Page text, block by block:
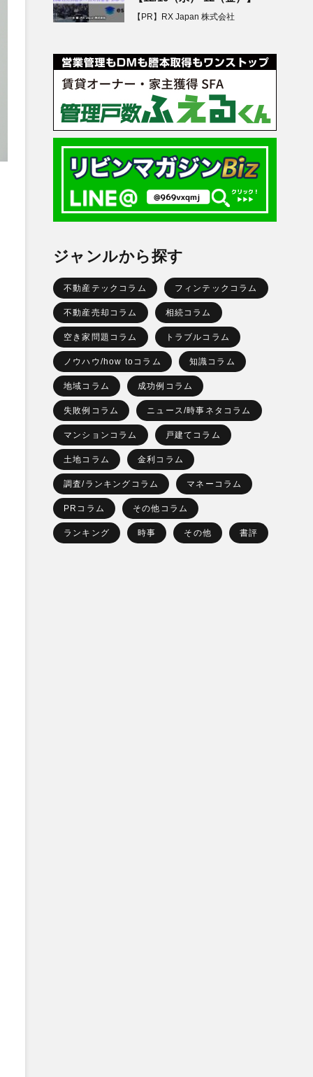
【PR】RX Japan 株式会社
ジャンルから探す
不動産テックコラム フィンテックコラム
不動産売却コラム 相続コラム
空き家問題コラム トラブルコラム
ノウハウ/how toコラム 知識コラム
地域コラム 成功例コラム
失敗例コラム ニュース/時事ネタコラム
マンションコラム 戸建てコラム
土地コラム 金利コラム
調査/ランキングコラム マネーコラム
PRコラム その他コラム
ランキング 時事 その他 書評